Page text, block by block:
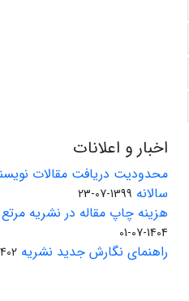
اخبار و اعلانات
محدودیت دریافت مقالات
سالانه 1399-07-23
هزینه چاپ مقاله در نشریه
1404-07-01
راهنمای نگارش جدید نشریه 04-22